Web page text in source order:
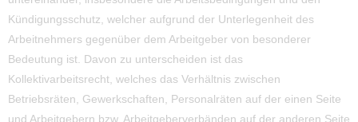
Kündigungsschutz, welcher aufgrund der Unterlegenheit des
Arbeitnehmers gegenüber dem Arbeitgeber von besonderer
Bedeutung ist. Davon zu unterscheiden ist das
Kollektivarbeitsrecht, welches das Verhältnis zwischen
Betriebsräten, Gewerkschaften, Personalräten auf der einen Seite
und Arbeitgebern bzw. Arbeitgeberverbänden auf der anderen Seite